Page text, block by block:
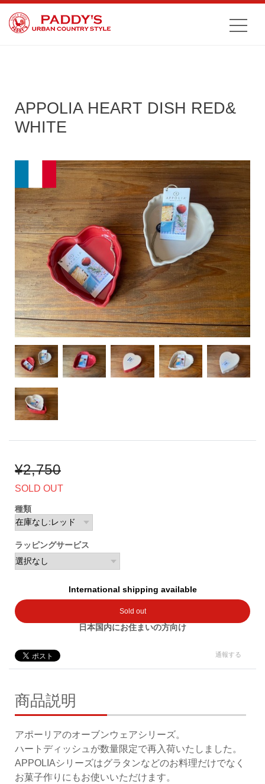
APPOLIA HEART DISH RED&
WHITE
¥2,750
SOLD OUT
種類
ラッピングサービス
International shipping available
Sold out
日本国内にお住まいの方向け
通報する
商品説明
アポーリアのオーブンウェアシリーズ。
ハートディッシュが数量限定で再入荷いたしました。
APPOLIAシリーズはグラタンなどのお料理だけでなく
お菓子作りにもお使いいただけます。